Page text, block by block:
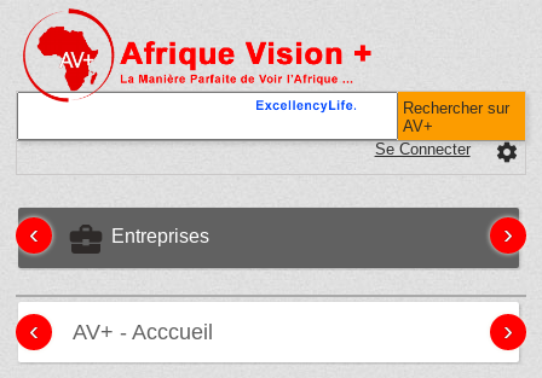
Rechercher sur
AV+
settings
Se Connecter
business_center Entreprises
‹ ›
AV+ - Acccueil
‹ ›